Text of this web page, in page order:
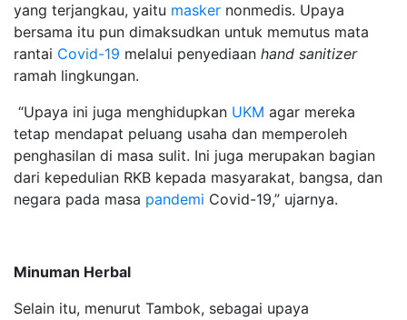
yang terjangkau, yaitu masker nonmedis. Upaya
bersama itu pun dimaksudkan untuk memutus mata
rantai Covid-19 melalui penyediaan hand sanitizer
ramah lingkungan.
“Upaya ini juga menghidupkan UKM agar mereka
tetap mendapat peluang usaha dan memperoleh
penghasilan di masa sulit. Ini juga merupakan bagian
dari kepedulian RKB kepada masyarakat, bangsa, dan
negara pada masa pandemi Covid-19,” ujarnya.
Minuman Herbal
Selain itu, menurut Tambok, sebagai upaya